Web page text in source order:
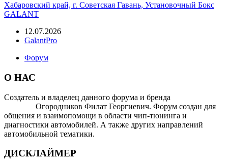
Хабаровский край, г. Советская Гавань, Установочный Бокс
GALANT
12.07.2026
GalantPro
Форум
О НАС
Создатель и владелец данного форума и бренда
Огородников Филат Георгиевич. Форум создан для
общения и взаимопомощи в области чип-тюнинга и
диагностики автомобилей. А также других направлений
автомобильной тематики.
ДИСКЛАЙМЕР